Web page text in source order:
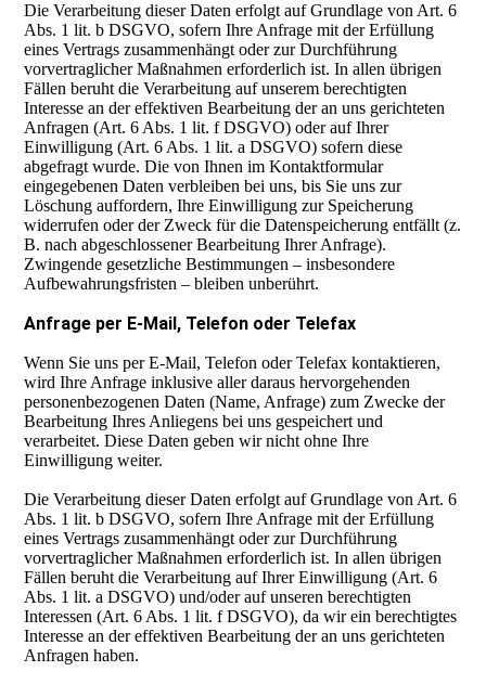
Die Verarbeitung dieser Daten erfolgt auf Grundlage von Art. 6
Abs. 1 lit. b DSGVO, sofern Ihre Anfrage mit der Erfüllung
eines Vertrags zusammenhängt oder zur Durchführung
vorvertraglicher Maßnahmen erforderlich ist. In allen übrigen
Fällen beruht die Verarbeitung auf unserem berechtigten
Interesse an der effektiven Bearbeitung der an uns gerichteten
Anfragen (Art. 6 Abs. 1 lit. f DSGVO) oder auf Ihrer
Einwilligung (Art. 6 Abs. 1 lit. a DSGVO) sofern diese
abgefragt wurde. Die von Ihnen im Kontaktformular
eingegebenen Daten verbleiben bei uns, bis Sie uns zur
Löschung auffordern, Ihre Einwilligung zur Speicherung
widerrufen oder der Zweck für die Datenspeicherung entfällt (z.
B. nach abgeschlossener Bearbeitung Ihrer Anfrage).
Zwingende gesetzliche Bestimmungen – insbesondere
Aufbewahrungsfristen – bleiben unberührt.
Anfrage per E-Mail, Telefon oder Telefax
Wenn Sie uns per E-Mail, Telefon oder Telefax kontaktieren,
wird Ihre Anfrage inklusive aller daraus hervorgehenden
personenbezogenen Daten (Name, Anfrage) zum Zwecke der
Bearbeitung Ihres Anliegens bei uns gespeichert und
verarbeitet. Diese Daten geben wir nicht ohne Ihre
Einwilligung weiter.
Die Verarbeitung dieser Daten erfolgt auf Grundlage von Art. 6
Abs. 1 lit. b DSGVO, sofern Ihre Anfrage mit der Erfüllung
eines Vertrags zusammenhängt oder zur Durchführung
vorvertraglicher Maßnahmen erforderlich ist. In allen übrigen
Fällen beruht die Verarbeitung auf Ihrer Einwilligung (Art. 6
Abs. 1 lit. a DSGVO) und/oder auf unseren berechtigten
Interessen (Art. 6 Abs. 1 lit. f DSGVO), da wir ein berechtigtes
Interesse an der effektiven Bearbeitung der an uns gerichteten
Anfragen haben.